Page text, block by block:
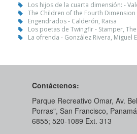
Los hijos de la cuarta dimensión: -
The Children of the Fourth
Engendrados - Calderón, Raisa
Los poetas de Twingfir - Stamper,
La ofrenda - González Rivera, Miguel
Contáctenos:
Parque Recreativo Omar, Av.
Porras", San Francisco,
6855; 520-1089​ Ext. 313